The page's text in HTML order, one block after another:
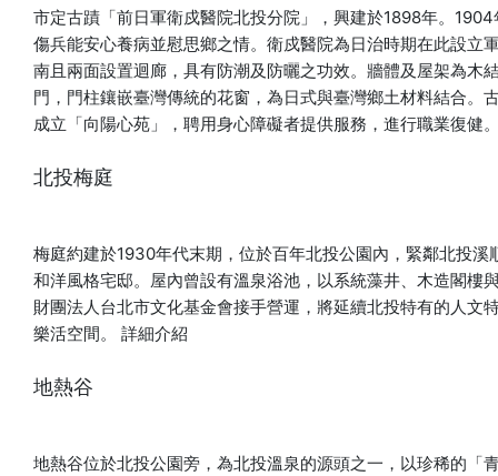
市定古蹟「前日軍衛戍醫院北投分院」，興建於1898年。
傷兵能安心養病並慰思鄉之情。衛戍醫院為日治時期在此設立
南且兩面設置迴廊，具有防潮及防曬之功效。牆體及屋架為木
門，門柱鑲嵌臺灣傳統的花窗，為日式與臺灣鄉土材料結合
成立「向陽心苑」，聘用身心障礙者提供服務，進行職業復健
北投梅庭
梅庭約建於1930年代末期，位於百年北投公園內，緊鄰北投
和洋風格宅邸。屋內曾設有溫泉浴池，以系統藻井、木造閣
財團法人台北市文化基金會接手營運，將延續北投特有的人
樂活空間。 詳細介紹
地熱谷
地熱谷位於北投公園旁，為北投溫泉的源頭之一，以珍稀的「